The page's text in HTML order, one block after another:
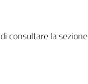
consultare la sezione